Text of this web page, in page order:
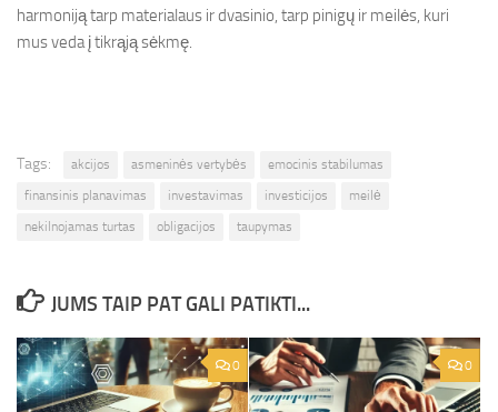
harmoniją tarp materialaus ir dvasinio, tarp pinigų ir meilės, kuri
mus veda į tikrąją sėkmę.
Tags: akcijos asmeninės vertybės
emocinis stabilumas
finansinis planavimas
investavimas investicijos
meilė
nekilnojamas turtas
obligacijos taupymas
JUMS TAIP PAT GALI PATIKTI...
0 0